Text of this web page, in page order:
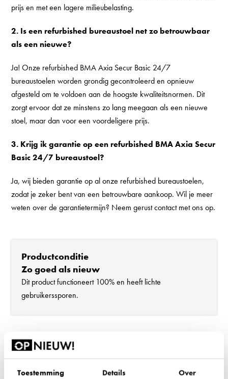
Toestemming Details Over
prijs en met een lagere milieubelasting.
2. Is een refurbished bureaustoel net zo betrouwbaar
als een nieuwe?
Ja! Onze refurbished BMA Axia Secur Basic 24/7
bureaustoelen worden grondig gecontroleerd en opnieuw
afgesteld om te voldoen aan de hoogste kwaliteitsnormen. Dit
zorgt ervoor dat ze minstens zo lang meegaan als een nieuwe
stoel, maar dan voor een voordeligere prijs.
3. Krijg ik garantie op een refurbished BMA Axia Secur
Basic 24/7 bureaustoel?
Ja, wij bieden garantie op al onze refurbished bureaustoelen,
zodat je zeker bent van een betrouwbare aankoop. Wil je meer
weten over de garantietermijn? Neem gerust contact met ons op.
Productconditie
Zo goed als nieuw
Dit product functioneert 100% en heeft lichte
gebruikerssporen.